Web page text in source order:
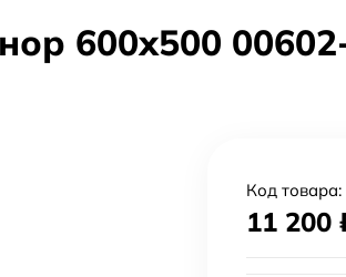
600х500
Код товара:
11 200